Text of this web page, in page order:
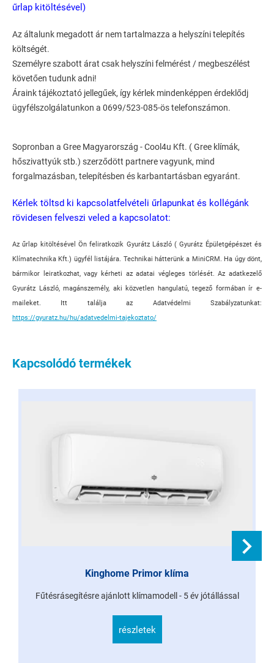
űrlap kitöltésével)
Az általunk megadott ár nem tartalmazza a helyszíni telepítés
költségét.
Személyre szabott árat csak helyszíni felmérést / megbeszélést
követően tudunk adni!
Áraink tájékoztató jellegűek, így kérlek mindenképpen érdeklődj
ügyfélszolgálatunkon a 0699/523-085-ös telefonszámon.
Sopronban a Gree Magyarország - Cool4u Kft. ( Gree klímák,
hőszivattyúk stb.) szerződött partnere vagyunk, mind
forgalmazásban, telepítésben és karbantartásban egyaránt.
Kérlek töltsd ki kapcsolatfelvételi űrlapunkat és kollégánk
rövidesen felveszi veled a kapcsolatot:
Az űrlap kitöltésével Ön feliratkozik Gyurátz László ( Gyurátz Épületgépészet és
Klímatechnika Kft.) ügyfél listájára. Technikai hátterünk a MiniCRM. Ha úgy dönt,
bármikor leiratkozhat, vagy kérheti az adatai végleges törlését. Az adatkezelő
Gyurátz László, magánszemély, aki közvetlen hangulatú, tegező formában ír e-
maileket. Itt találja az Adatvédelmi Szabályzatunkat:
https://gyuratz.hu/hu/adatvedelmi-tajekoztato/
Kapcsolódó termékek
Kinghome Primor klíma
Fűtésrásegítésre ajánlott klímamodell - 5 év jótállással
részletek